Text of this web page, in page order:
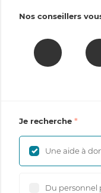
Nos conseillers
Je recherche
Une aide à
Du personnel